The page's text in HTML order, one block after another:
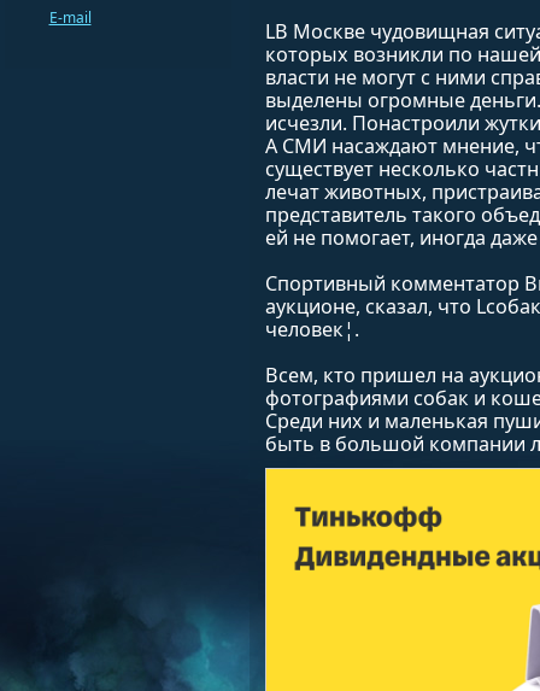
LВ Москве чудовищная
которых возникли по
власти не могут с ними
выделены огромные
исчезли. Понастроили
А СМИ насаждают мнение,
существует несколько
лечат животных,
представитель такого
ей не помогает, иногда
Спортивный комментатор
аукционе, сказал, что
человек¦.
Всем, кто пришел на
фотографиями собак и
Среди них и маленькая
быть в большой компании
E-mail